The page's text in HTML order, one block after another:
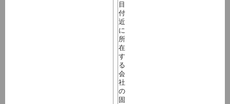
目
付
近
に
所
在
す
る
会
社
の
固